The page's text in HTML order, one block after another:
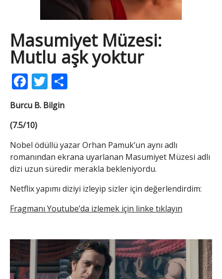
Masumiyet Müzesi:
Mutlu aşk yoktur
Facebook
Twitter
Burcu B. Bilgin
(7.5/10)
Nobel ödüllü yazar Orhan Pamuk’un aynı adlı
romanından ekrana uyarlanan Masumiyet Müzesi adlı
dizi uzun süredir merakla bekleniyordu.
Netflix yapımı diziyi izleyip sizler için değerlendirdim:
Fragmanı Youtube’da izlemek için linke tıklayın